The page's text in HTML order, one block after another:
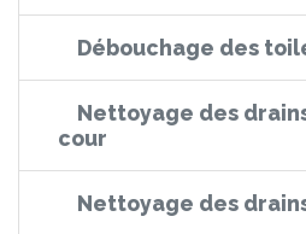
Débouchage des
Nettoyage des
cour
Nettoyage des